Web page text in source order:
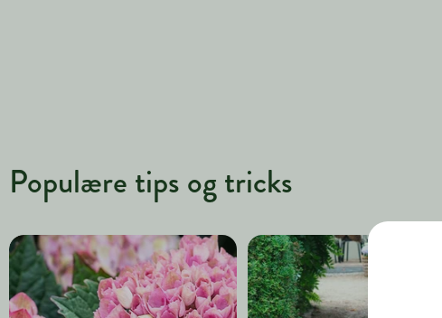
Populære tips og tricks